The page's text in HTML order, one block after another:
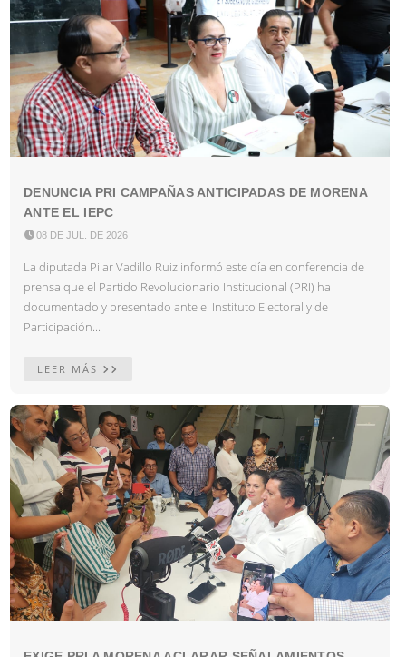
DENUNCIA PRI CAMPAÑAS ANTICIPADAS DE MORENA
ANTE EL IEPC
08 DE JUL. DE 2026
La diputada Pilar Vadillo Ruiz informó este día en conferencia de
prensa que el Partido Revolucionario Institucional (PRI) ha
documentado y presentado ante el Instituto Electoral y de
Participación...
LEER MÁS